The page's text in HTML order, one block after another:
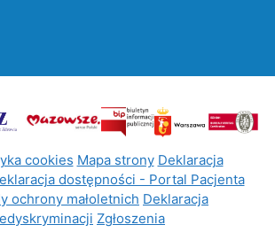
cookies Mapa strony Deklaracja
dostępności - Portal Pacjenta
ochrony małoletnich Deklaracja
Zgłoszenia